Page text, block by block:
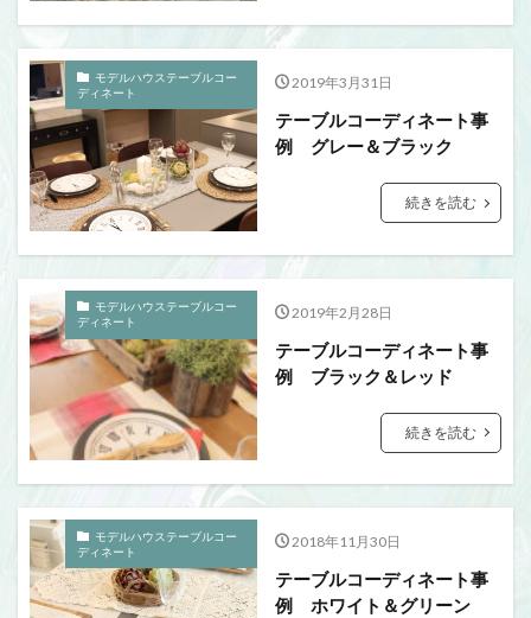
モデルハウステーブルコー
ディネート
2019年3月31日
テーブルコーディネート事
例 グレー＆ブラック
続きを読む
モデルハウステーブルコー
ディネート
2019年2月28日
テーブルコーディネート事
例 ブラック＆レッド
続きを読む
モデルハウステーブルコー
ディネート
2018年11月30日
テーブルコーディネート事
例 ホワイト＆グリーン